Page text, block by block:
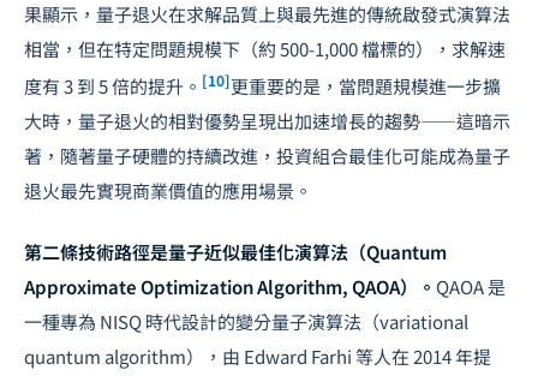
果顯示，量子退火在求解品質上與最先進的傳統啟發式演算法
相當，但在特定問題規模下（約 500-1,000 檔標的），求解速
度有 3 到 5 倍的提升。 [10]更重要的是，當問題規模進一步擴
大時，量子退火的相對優勢呈現出加速增長的趨勢——這暗示
著，隨著量子硬體的持續改進，投資組合最佳化可能成為量子
退火最先實現商業價值的應用場景。
第二條技術路徑是量子近似最佳化演算法（Quantum
Approximate Optimization Algorithm, QAOA）。 QAOA 是
一種專為 NISQ 時代設計的變分量子演算法（variational
quantum algorithm），由 Edward Farhi 等人在 2014 年提